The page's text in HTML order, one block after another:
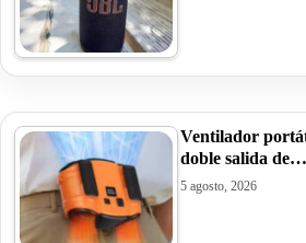
Ventilador
doble salida de…
5 agosto, 2026